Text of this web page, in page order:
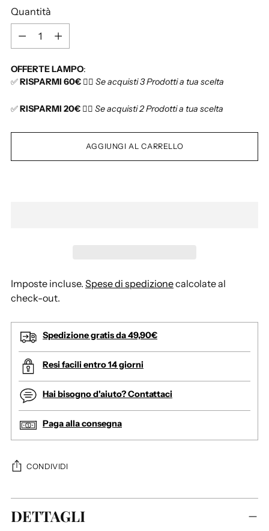
n
o
Quantità
u
n
t
à
OFFERTE LAMPO:
✅RISPARMI 60€ 👉🏻 Se acquisti 3 Prodotti a tua scelta
✅RISPARMI 20€ 👉🏻 Se acquisti 2 Prodotti a tua scelta
AGGIUNGI AL CARRELLO
Imposte incluse. Spese di spedizionecalcolate al
check-out.
Spedizione gratis da 49,90€
Resi facili entro 14 giorni
Hai bisogno d'aiuto? Contattaci
Paga alla consegna
CONDIVIDI
A
g
DETTAGLI